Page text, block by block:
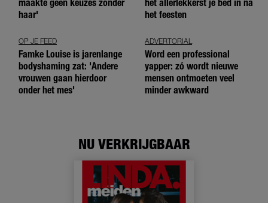
maakte geen keuzes zonder
haar'
het allerlekkerst je bed in na
het feesten
OP JE FEED
Famke Louise is jarenlange
bodyshaming zat: 'Andere
vrouwen gaan hierdoor
onder het mes'
ADVERTORIAL
Word een professional
yapper: zó wordt nieuwe
mensen ontmoeten veel
minder awkward
NU VERKRIJGBAAR